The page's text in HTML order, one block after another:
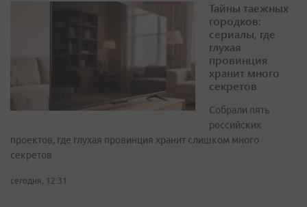
Тайны таежных
городков:
сериалы, где
глухая
провинция
хранит много
секретов
Собрали пять
российских
проектов, где глухая провинция хранит слишком много
секретов
сегодня, 12:31